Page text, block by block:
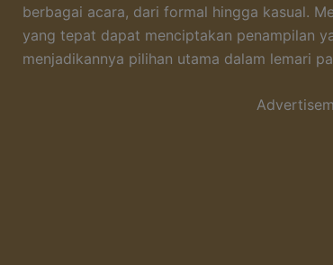
berbagai acara, dari formal hingga kasual.
yang tepat dapat menciptakan penampilan
menjadikannya pilihan utama dalam lemari